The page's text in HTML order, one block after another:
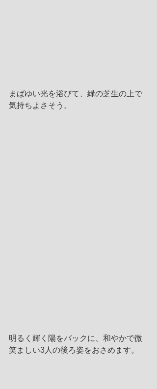
まばゆい光を浴びて、緑の芝生の上で
気持ちよさそう。
明るく輝く陽をバックに、和やかで微
笑ましい3人の後ろ姿をおさめます。